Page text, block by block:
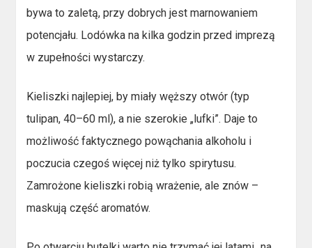
bywa to zaletą, przy dobrych jest marnowaniem
potencjału. Lodówka na kilka godzin przed imprezą
w zupełności wystarczy.
Kieliszki najlepiej, by miały węższy otwór (typ
tulipan, 40–60 ml), a nie szerokie „lufki”. Daje to
możliwość faktycznego powąchania alkoholu i
poczucia czegoś więcej niż tylko spirytusu.
Zamrożone kieliszki robią wrażenie, ale znów –
maskują część aromatów.